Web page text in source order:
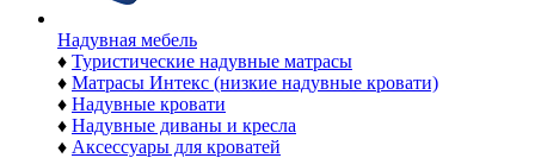
Надувная мебель
♦ Туристические надувные матрасы
♦ Матрасы Интекс (низкие надувные кровати)
♦ Надувные кровати
♦ Надувные диваны и кресла
♦ Аксессуары для кроватей